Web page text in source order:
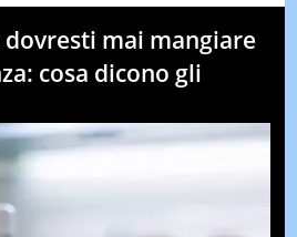
WOW
POP
NEWS
STORIE
QUIZ
dovresti mai mangiare
cosa dicono gli